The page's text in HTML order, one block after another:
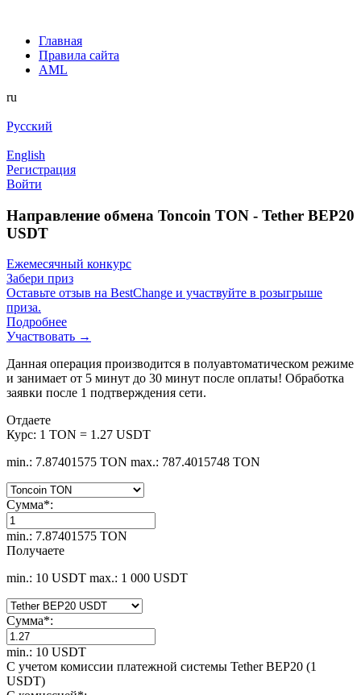
Главная
Правила сайта
AML
ru
Русский
English
Регистрация
Войти
Направление обмена Toncoin TON - Tether BEP20
USDT
Ежемесячный конкурс
Забери приз
Оставьте отзыв на BestChange и участвуйте в розыгрыше
приза.
Подробнее
Участвовать →
Данная операция производится в полуавтоматическом режиме
и занимает от 5 минут до 30 минут после оплаты! Обработка
заявки после 1 подтверждения сети.
Отдаете
Курс: 1 TON = 1.27 USDT
min.: 7.87401575 TON max.: 787.4015748 TON
Сумма*:
min.: 7.87401575 TON
Получаете
min.: 10 USDT max.: 1 000 USDT
Сумма*:
min.: 10 USDT
С учетом комиссии платежной системы Tether BEP20 (1
USDT)